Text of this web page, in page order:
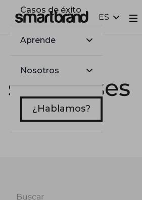
Casos de éxito
Aprende
Nosotros
¿Hablamos?
ES
sbreleases